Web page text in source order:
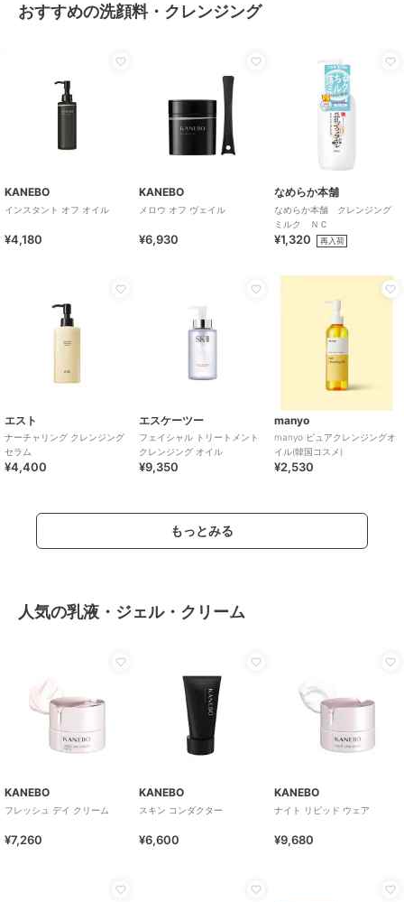
おすすめの洗顔料・クレンジング
KANEBO
インスタント オフ オイル
¥4,180
KANEBO
メロウ オフ ヴェイル
¥6,930
なめらか本舗
なめらか本舗 クレンジング
ミルク ＮＣ
¥1,320 再入荷
エスト
ナーチャリング クレンジング
セラム
¥4,400
エスケーツー
フェイシャル トリートメント
クレンジング オイル
¥9,350
manyo
manyo ピュアクレンジングオ
イル(韓国コスメ)
¥2,530
もっとみる
人気の乳液・ジェル・クリーム
KANEBO
フレッシュ デイ クリーム
¥7,260
KANEBO
スキン コンダクター
¥6,600
KANEBO
ナイト リピッド ウェア
¥9,680